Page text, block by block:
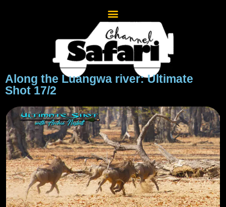
Along the Luangwa river: Ultimate
Shot 17/2